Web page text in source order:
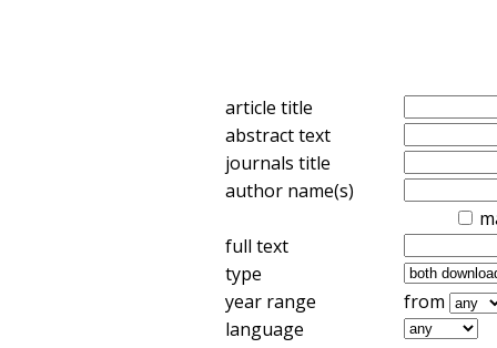
article title
abstract text
journals title
author name(s)
full text
type
year range
from
language